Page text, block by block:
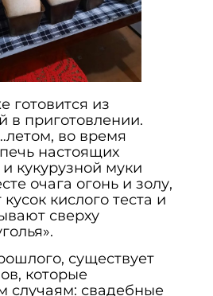
готовится из
в приготовлении.
во время
настоящих
кукурузной муки
очага огонь и золу,
кислого теста и
сверху
существует
которые
случаям: свадебные